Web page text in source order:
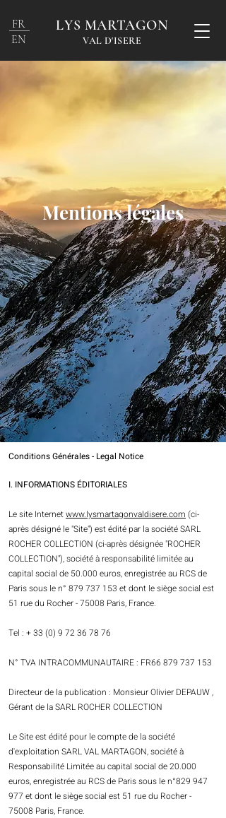
FR
EN
LYS MARTAGON
VAL D'ISERE
Mentions légales
Conditions Générales - Legal Notice
I. INFORMATIONS ÉDITORIALES
Le site Internetwww.lysmartagonvaldisere.com (ci-
après désigné le "Site") est édité par la société SARL
ROCHER COLLECTION (ci-après désignée "ROCHER
COLLECTION"), société à responsabilité limitée au
capital social de 50.000 euros, enregistrée au RCS de
Paris sous le n° 879 737 153 et dont le siège social est
51 rue du Rocher - 75008 Paris, France.
Tel : +33 (0) 9 72 36 78 76
N° TVA INTRACOMMUNAUTAIRE : FR66 879 737 153
Directeur de la publication : Monsieur Olivier DEPAUW ,
Gérant de la SARL ROCHER COLLECTION
Le Site est édité pour le compte de la société
d'exploitation SARL VAL MARTAGON, société à
Responsabilité Limitée au capital social de 20.000
euros, enregistrée au RCS de Paris sous le n°829 947
977 et dont le siège social est 51 rue du Rocher -
75008 Paris, France.